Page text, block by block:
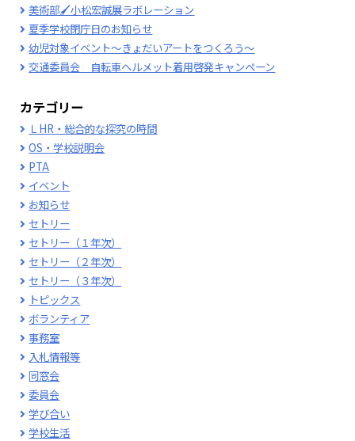
美術部🖌小松宏誠展ラボレーション
夏季学校閉庁日のお知らせ
幼児対象イベント～きょだいアートをつくろう～
交通委員会 自転車ヘルメット着用啓発キャンペーン
カテゴリー
ＬHR・総合的な探究の時間
OS・学校説明会
PTA
イベント
お知らせ
セトリー
セトリー（１年次）
セトリー（２年次）
セトリー（３年次）
トピックス
ボランティア
事務室
入札情報等
同窓会
委員会
学び合い
学校生活